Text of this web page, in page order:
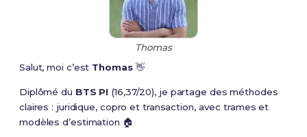
Thomas
Salut, moi c’est Thomas👋
Diplômé du BTS PI (16,37/20), je partage des méthodes
claires : juridique, copro et transaction, avec trames et
modèles d’estimation 🏠